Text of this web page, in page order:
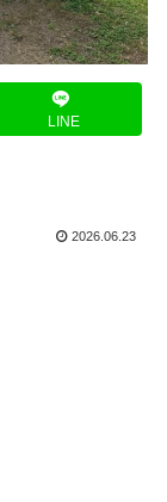
LINE
2026.06.23